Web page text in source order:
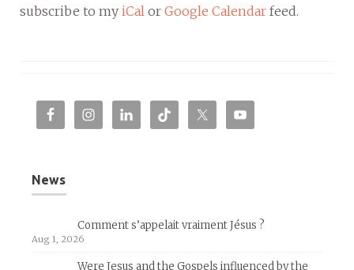
subscribe to my iCal or Google Calendar feed.
News
Comment s’appelait vraiment Jésus ?
Aug 1, 2026
Were Jesus and the Gospels influenced by the